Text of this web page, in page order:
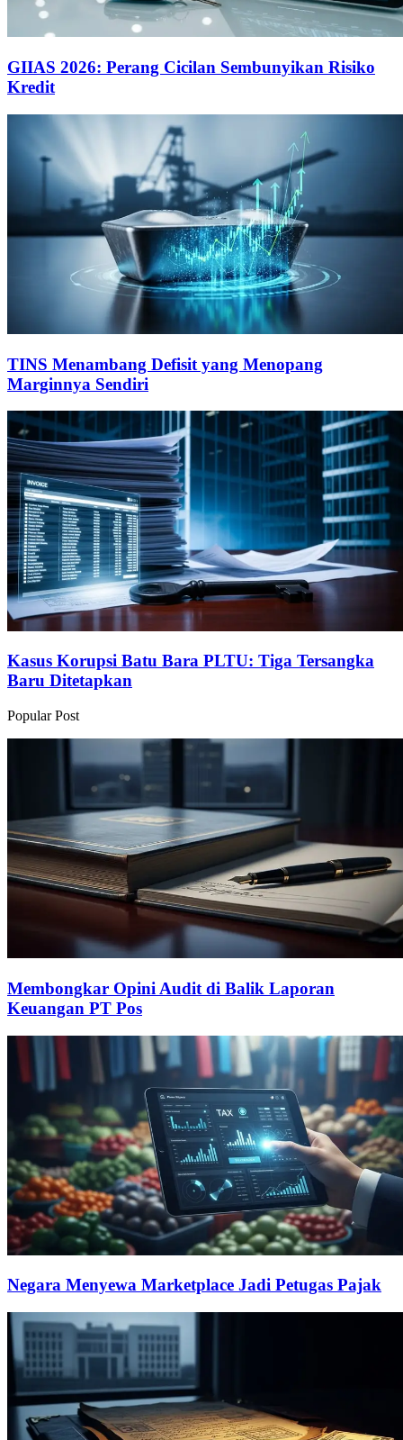
GIIAS 2026: Perang Cicilan Sembunyikan Risiko
Kredit
TINS Menambang Defisit yang Menopang
Marginnya Sendiri
Kasus Korupsi Batu Bara PLTU: Tiga Tersangka
Baru Ditetapkan
Popular Post
Membongkar Opini Audit di Balik Laporan
Keuangan PT Pos
Negara Menyewa Marketplace Jadi Petugas Pajak